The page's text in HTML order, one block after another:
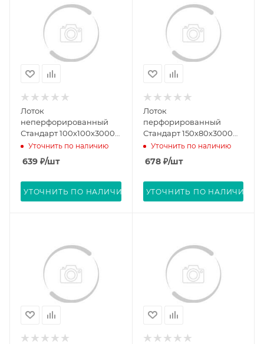
Лоток
неперфорированный
Стандарт 100х100х3000
(0,7 мм) (6 м/уп)
Промрукав PR16.0048
Уточнить по наличию
639 ₽/шт
УТОЧНИТЬ ПО НАЛИЧИЮ
Лоток
перфорированный
Стандарт 150х80х3000
(0,7 мм) (6 м/уп)
Промрукав PR16.0006
Уточнить по наличию
678₽/шт
УТОЧНИТЬ ПО НАЛИЧИЮ